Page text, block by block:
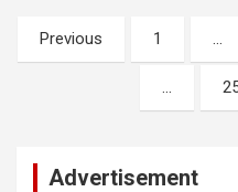
Posts
pagination
Previous 1
Advertisement